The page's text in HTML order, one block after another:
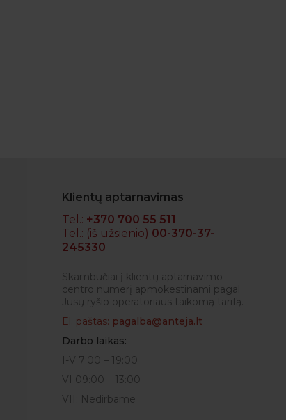
Klientų aptarnavimas
Tel.: +370 700 55 511
Tel.: (iš užsienio) 00-370-37-
245330
Skambučiai į klientų aptarnavimo
centro numerį apmokestinami pagal
Jūsų ryšio operatoriaus taikomą tarifą.
El. paštas: pagalba@anteja.lt
Darbo laikas:
I-V 7:00 – 19:00
VI 09:00 – 13:00
VII: Nedirbame
NEDAS